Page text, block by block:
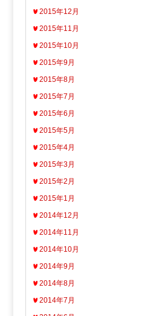
2015年12月
2015年11月
2015年10月
2015年9月
2015年8月
2015年7月
2015年6月
2015年5月
2015年4月
2015年3月
2015年2月
2015年1月
2014年12月
2014年11月
2014年10月
2014年9月
2014年8月
2014年7月